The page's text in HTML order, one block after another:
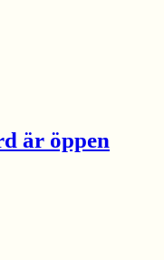
är öppen